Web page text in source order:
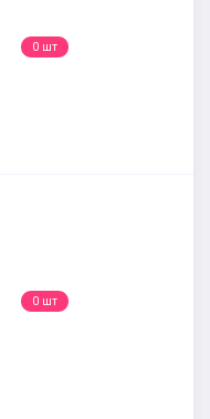
0 шт
0 шт